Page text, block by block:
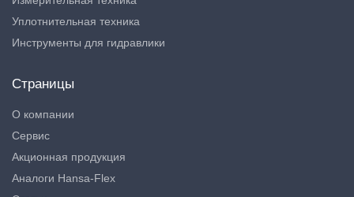
Уплотнительная техника
Инструменты для гидравлики
Страницы
О компании
Сервис
Акционная продукция
Аналоги Hansa-Flex